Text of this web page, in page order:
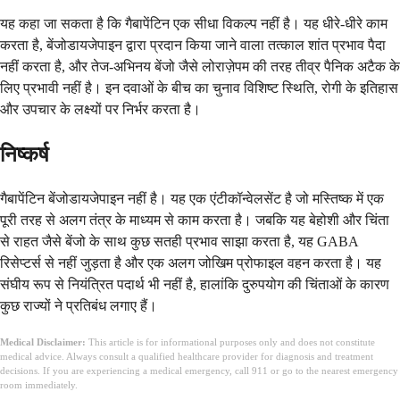
यह कहा जा सकता है कि गैबापेंटिन एक सीधा विकल्प नहीं है। यह धीरे-धीरे काम
करता है, बेंजोडायजेपाइन द्वारा प्रदान किया जाने वाला तत्काल शांत प्रभाव पैदा
नहीं करता है, और तेज-अभिनय बेंजो जैसे लोराज़ेपम की तरह तीव्र पैनिक अटैक के
लिए प्रभावी नहीं है। इन दवाओं के बीच का चुनाव विशिष्ट स्थिति, रोगी के इतिहास
और उपचार के लक्ष्यों पर निर्भर करता है।
निष्कर्ष
गैबापेंटिन बेंजोडायजेपाइन नहीं है। यह एक एंटीकॉन्वेलसेंट है जो मस्तिष्क में एक
पूरी तरह से अलग तंत्र के माध्यम से काम करता है। जबकि यह बेहोशी और चिंता
से राहत जैसे बेंजो के साथ कुछ सतही प्रभाव साझा करता है, यह GABA
रिसेप्टर्स से नहीं जुड़ता है और एक अलग जोखिम प्रोफाइल वहन करता है। यह
संघीय रूप से नियंत्रित पदार्थ भी नहीं है, हालांकि दुरुपयोग की चिंताओं के कारण
कुछ राज्यों ने प्रतिबंध लगाए हैं।
Medical Disclaimer: This article is for informational purposes only and does not constitute
medical advice. Always consult a qualified healthcare provider for diagnosis and treatment
decisions. If you are experiencing a medical emergency, call 911 or go to the nearest emergency
room immediately.